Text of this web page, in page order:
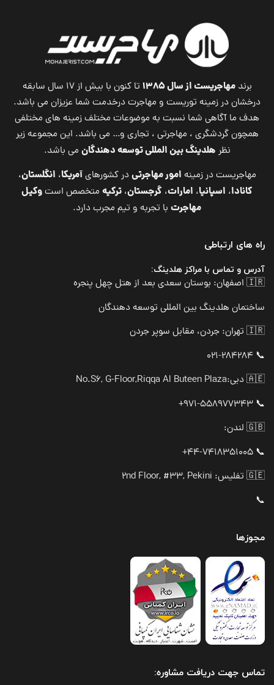
برندمهاجریست از سال ۱۳۸۵
تا کنون با بیش از ۱۷ سال سابقه
درخشان در زمینه توریست و مهاجرت درخدمت شما عزیزان می باشد.
هدف ما آگاهی شما نسبت به موضوعات مختلف زمینه های مختلفی
همچون گردشگری ، مهاجرتی ، تجاری و… می باشد. این مجموعه زیر
نظر هلدینگ بین المللی توسعه دهندگان می باشد.
مهاجریست در زمینه امور مهاجرتیدر کشورهایآمریکا، انگلستان،
کانادا، اسپانیا، امارات، گرجستان، ترکیه متخصص استوکیل
مهاجرت با تجربه و تیم مجرب دارد.
راه های ارتباطی
آدرس و تماس با مراکز هلدینگ:
🇮🇷 اصفهان: بوستان سعدی بعد از هتل چهل پنجره
ساختمان هلدینگ بین المللی توسعه دهندگان
🇮🇷 تهران: جردن، مقابل سوپر جردن
📞 021-284284
🇦🇪 دبی:
No.S6, G-Floor,Riqqa Al Buteen Plaza
📞 971-558977343+
🇬🇧 لندن:
📞 44-7418351005+
🇬🇪 تفلیس: 2nd Floor, #33, Pekini
📞
مجوزها
تماس جهت دریافت مشاوره: